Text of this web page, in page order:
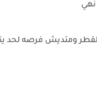
ومتديش فرصه لحد